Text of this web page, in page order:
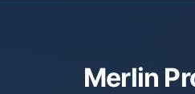
Merlin